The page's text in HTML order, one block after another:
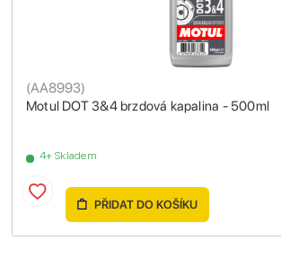
Motul DOT 3&4 brzdová kapalina - 500ml
(AA8993)
4+ Skladem
PŘIDAT DO KOŠÍKU